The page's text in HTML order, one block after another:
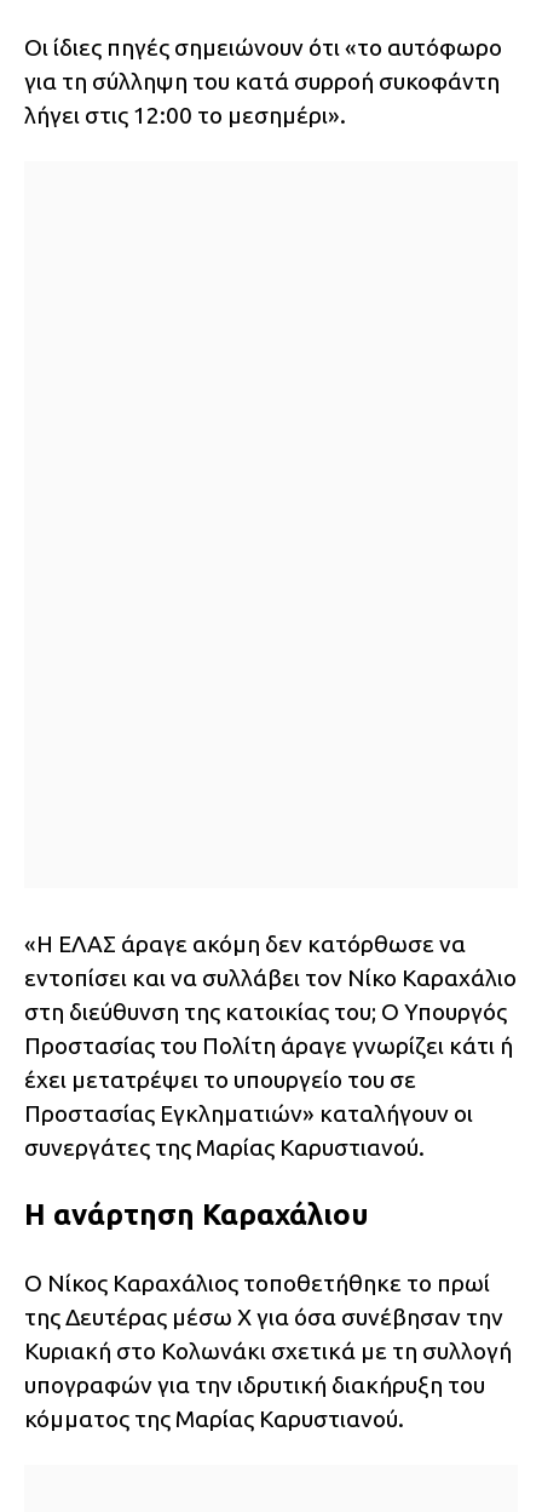
Οι ίδιες πηγές σημειώνουν ότι «το αυτόφωρο
για τη σύλληψη του κατά συρροή συκοφάντη
λήγει στις 12:00 το μεσημέρι».
«Η ΕΛΑΣ άραγε ακόμη δεν κατόρθωσε να
εντοπίσει και να συλλάβει τον Νίκο Καραχάλιο
στη διεύθυνση της κατοικίας του; Ο Υπουργός
Προστασίας του Πολίτη άραγε γνωρίζει κάτι ή
έχει μετατρέψει το υπουργείο του σε
Προστασίας Εγκληματιών» καταλήγουν οι
συνεργάτες της Μαρίας Καρυστιανού.
Η ανάρτηση Καραχάλιου
Ο Νίκος Καραχάλιος τοποθετήθηκε το πρωί
της Δευτέρας μέσω Χ για όσα συνέβησαν την
Κυριακή στο Κολωνάκι σχετικά με τη συλλογή
υπογραφών για την ιδρυτική διακήρυξη του
κόμματος της Μαρίας Καρυστιανού.